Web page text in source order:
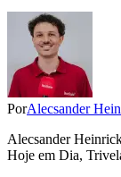
PorAlecsander
Alecsander
Hoje em Dia,